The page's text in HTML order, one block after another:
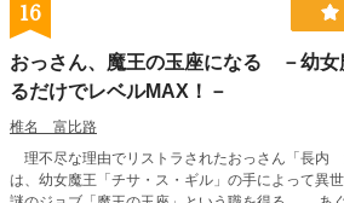
16
おっさん、魔王の玉座になる －幼女
るだけでレベルMAX！－
椎名 富比路
理不尽な理由でリストラされたおっさん「長内
は、幼女魔王「チサ・ス・ギル」の手によって